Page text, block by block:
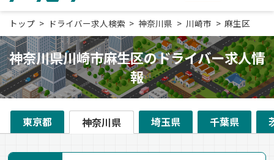
トップ ドライバー求人検索 神奈川県 川崎市 麻生区
神奈川県川崎市麻生区のドライバー求人情
報
東京都 神奈川県 埼玉県 千葉県